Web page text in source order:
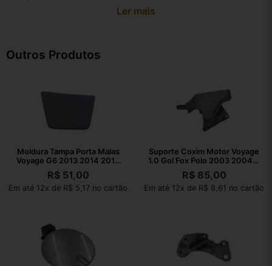
Ler mais
Outros Produtos
Moldura Tampa Porta Malas
Voyage G6 2013 2014 2015
2016
R$51,00
Em até 12x de R$ 5,17 no cartão
Suporte Coxim Motor Voyage
1.0 Gol Fox Polo 2003 2004 A
2021
R$85,00
Em até 12x de R$ 8,61 no cartão